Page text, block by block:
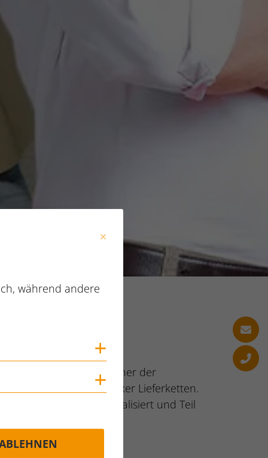
Supply Chain. Einer der
Steuerung komplexer Lieferketten.
und Stückgut spezialisiert und Teil
während andere
Cookies anzeigen
Cookies anzeigen